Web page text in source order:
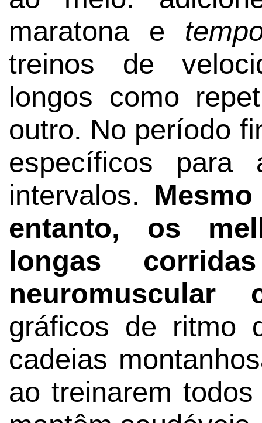
maratona e
treinos de
longos como
outro. No período
específicos para
intervalos.
entanto, os
longas
gráficos de ritmo
cadeias
ao treinarem